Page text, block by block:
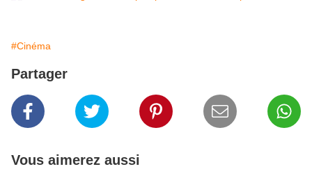
#Cinéma
Partager
Vous aimerez aussi